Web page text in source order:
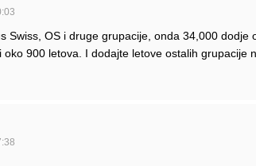
Swiss, OS i druge grupacije, onda 34,000 dodje
900 letova. I dodajte letove ostalih grupacije